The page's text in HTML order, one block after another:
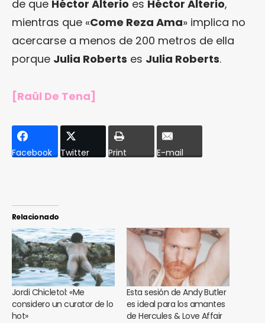
de que Héctor Alterio es Héctor Alterio,
mientras que «Come Reza Ama» implica no
acercarse a menos de 200 metros de ella
porque Julia Roberts es Julia Roberts.
[Raül De Tena]
Facebook Twitter Print E-mail
Relacionado
Jordi Chicletol: «Me
considero un curator de lo
hot»
Esta sesión de Andy Butler
es ideal para los amantes
de Hercules & Love Affair